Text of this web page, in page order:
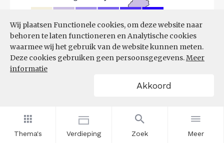
Thema's Verdieping Zoek Meer
Wij plaatsen Functionele cookies, om deze website naar
behoren te laten functioneren en Analytische cookies
waarmee wij het gebruik van de website kunnen meten.
Deze cookies gebruiken geen persoonsgegevens.Meer
informatie
Akkoord
Bron: LISA
VESTIGINGEN PER
GROOTTEKLASSE PER 10.000